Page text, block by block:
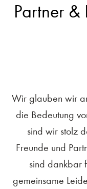
Partner &
Wir glauben wir
die Bedeutung
sind wir stolz
Freunde und
sind dankbar
gemeinsame